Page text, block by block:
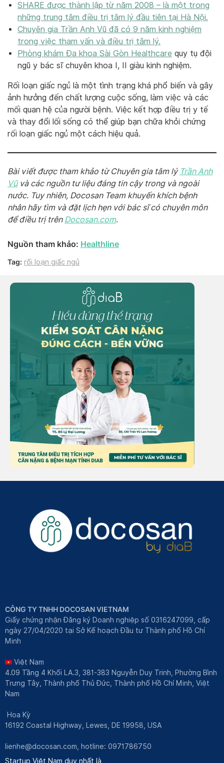
SHARE được thành lập từ năm 2008 – là một trong
những trung tâm điều trị tâm lý đầu tiên tại Hà Nội.
Chuyên gia Trần Anh Vũ đã có 9 năm kinh nghiệm
trong việc tham vấn và điều trị tâm lý.
Phòng khám Đa khoa Sài Gòn Healthcare quy tụ đội
ngũ y bác sĩ chuyên khoa I, II giàu kinh nghiệm.
Rối loạn giấc ngủ là một tình trạng khá phổ biến và gây
ảnh hưởng đến chất lượng cuộc sống, làm việc và các
mối quan hệ của người bệnh. Việc kết hợp điều trị y tế
và thay đổi lối sống có thể giúp bạn chữa khỏi chứng
rối loạn giấc ngủ một cách hiệu quả.
Bài viết được tham khảo từ Chuyên gia tâm lý Trần Anh
Vũvà các nguồn tư liệu đáng tin cậy trong và ngoài
nước. Tuy nhiên, Docosan Team khuyến khích bệnh
nhân hãy tìm và đặt lịch hẹn với bác sĩ có chuyên môn
để điều trị trên Docosan.com.
Nguồn tham khảo: Healthline
Tag: rối loạn giấc ngủ
CÔNG TY TNHH DOCOSAN VIETNAM
Giấy chứng nhận Đăng ký Doanh nghiệp số 0316247099, cấp
ngày 27/04/2020 tại Sở Kế hoạch Đầu tư Thành phố Hồ Chí
Minh
Việt Nam
4.09 Tầng 4 Khối LA.3, 381-383 Nguyễn Duy Trinh, Phường Bình
Trưng Tây, Thành phố Thủ Đức, Thành phố Hồ Chí Minh, Việt
Nam
Hoa Kỳ
16192 Coastal Highway, Lewes, DE 19958, USA
lienhe@docosan.com , hotline: 0971786750
Startup Việt Nam duy nhất là